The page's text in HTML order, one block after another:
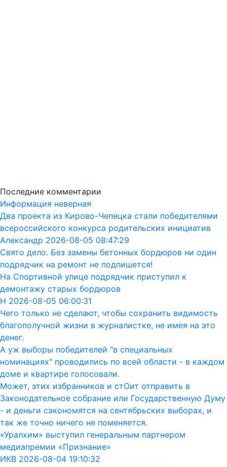
Последние комментарии
Информация неверная
Два проекта из Кирово-Чепецка стали победителями
всероссийского конкурса родительских инициатив
Александр 2026-08-05 08:47:29
Свято дело. Без замены бетонных бордюров ни один
подрядчик на ремонт не подпишется!
На Спортивной улице подрядчик приступил к
демонтажу старых бордюров
Н 2026-08-05 06:00:31
Чего только не сделают, чтобы сохранить видимость
благополучной жизни в журналистке, не имея на это
денег.
А уж выборы победителей "в специальных
номинациях" проводились по всей области - в каждом
доме и квартире голосовали.
Может, этих избранников и стОит отправить в
Законодательное собрание или Государственную Думу
- и деньги сэкономятся на сентябрьских выборах, и
так же точно ничего не поменяется.
«Уралхим» выступил генеральным партнером
медиапремии «Признание»
ИКВ 2026-08-04 19:10:32